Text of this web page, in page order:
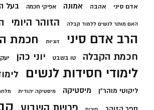
אדם סיני אהבה אמונה אפיקי חכמה בעל
האם מותר לנשים ללמוד קבלה הזוהר היומי
הרב אדם סיני זוגיות חכמת
חכמת הקבלה טו בשבט יוני כהן
לימודי חסידות לנשים
ליקוטי מוהר"ן מיסטיקה מיסטיקה יהודית